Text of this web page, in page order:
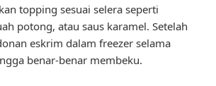
topping sesuai selera seperti
potong, atau saus karamel. Setelah
eskrim dalam freezer selama
benar-benar membeku.